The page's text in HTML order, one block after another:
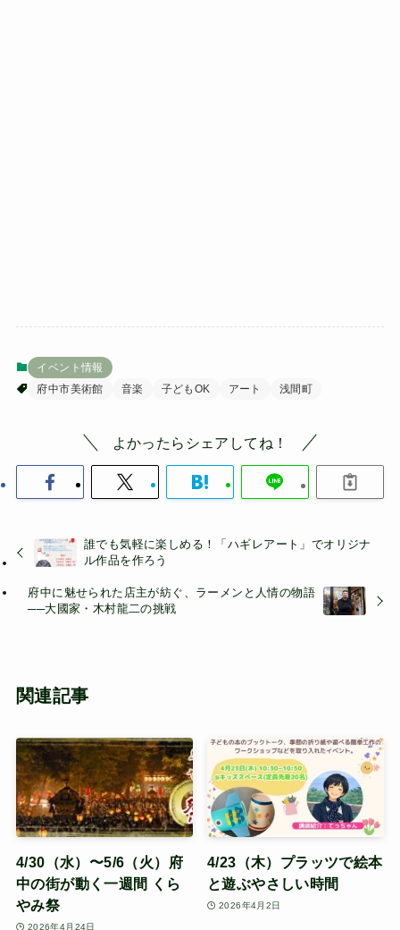
イベント情報
府中市美術館
音楽 子どもOK アート 浅間町
よかったらシェアしてね！
誰でも気軽に楽しめる！「ハギレアート」でオリジナ
ル作品を作ろう
府中に魅せられた店主が紡ぐ、ラーメンと人情の物語
──大國家・木村龍二の挑戦
関連記事
4/30（水）〜5/6（火）府
中の街が動く一週間 くら
やみ祭
2026年4月24日
4/23（木）プラッツで絵本
と遊ぶやさしい時間
2026年4月2日